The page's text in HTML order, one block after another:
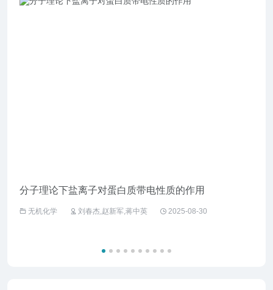
分子理论下盐离子对蛋白质带电性质的作用
无机化学 刘春杰,赵新军,蒋中英 2025-08-30